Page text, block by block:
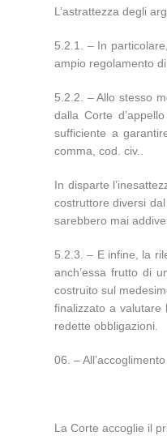
L’astrattezza degli
5.2.1. – In
ampio regolamento
5.2.2. – Allo stesso
dalla Corte
sufficiente a
comma, cod. civ..
In disparte
costruttore diversi
sarebbero mai
5.2.3. – E infine, la
anch’essa frutto di
costruito sul
finalizzato a valutare
redette obbligazioni.
–
La Corte accoglie il